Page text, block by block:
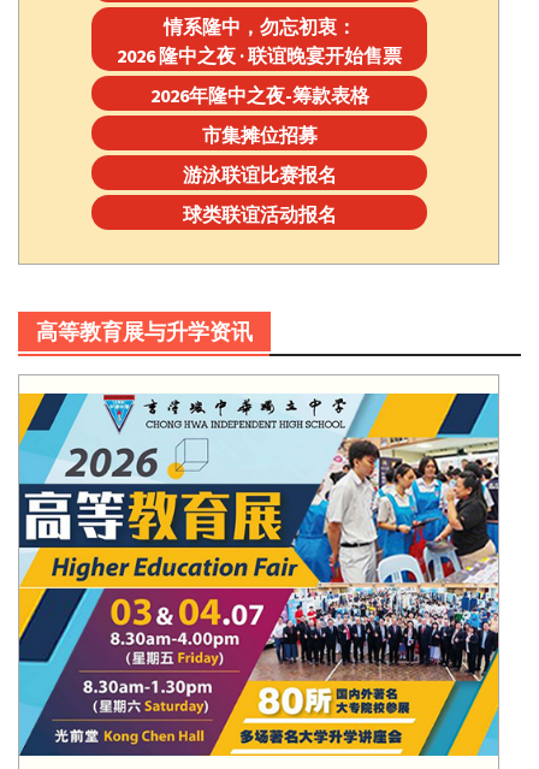
情系隆中，勿忘初衷：
2026 隆中之夜 · 联谊晚宴开始售票
2026年隆中之夜-筹款表格
市集摊位招募
游泳联谊比赛报名
球类联谊活动报名
高等教育展与升学资讯